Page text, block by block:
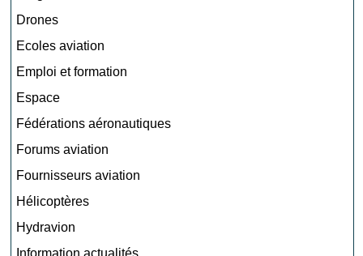
Drones
Ecoles aviation
Emploi et formation
Espace
Fédérations aéronautiques
Forums aviation
Fournisseurs aviation
Hélicoptères
Hydravion
Information actualités